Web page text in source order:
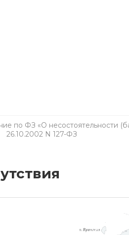
по ФЗ «О несостоятельности
26.10.2002 N 127-ФЗ